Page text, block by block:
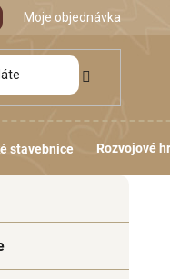
Moje objednávka
stavebnice Rozvojové